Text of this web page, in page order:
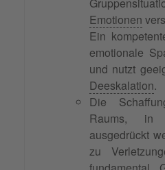
Emotionen
Ein
emotionale
und nutzt
Deeskalation.
Die
Raums, in
ausgedrückt
zu